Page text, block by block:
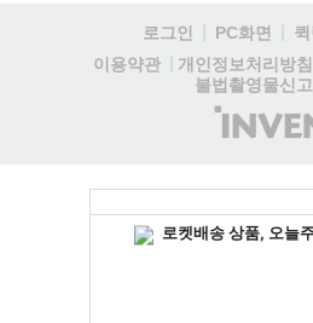
로그인 PC화면
이용약관
개인정보처리방침
불법촬영물신
(주)
인